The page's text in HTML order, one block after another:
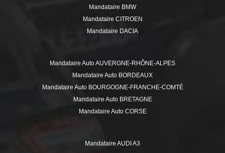
Mandataire BMW
Mandataire CITROEN
Mandataire DACIA
Mandataire FORD
Mandataire HYUNDAI
Mandataire ISUZU
Mandataire JEEP
Mandataire KIA
Mandataire Auto AUVERGNE-RHÔNE-ALPES
Mandataire Auto BORDEAUX
Mandataire Auto BOURGOGNE-FRANCHE-COMTÉ
Mandataire Auto BRETAGNE
Mandataire Auto CORSE
Mandataire Auto HAUTS-DE-FRANCE
Mandataire AUDI A3